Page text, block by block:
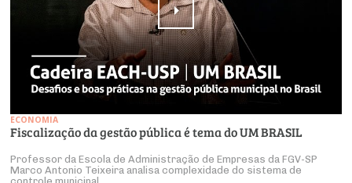
ECONOMIA
Fiscalização da gestão pública é tema do UM BRASIL
Professor da Escola de Administração de Empresas da FGV-SP
Marco Antonio Teixeira analisa complexidade do sistema de